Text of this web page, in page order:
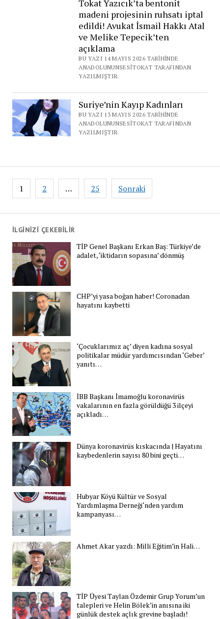
İLGİNİZİ ÇEKEBİLİR
TİP Genel Başkanı Erkan Baş: Türkiye’de
adalet, ‘iktidarın sopasına’ dönmüş
CHP’yi yasa boğan haber! Coronadan
hayatını kaybetti
‘Çocuklarımız aç’ diyen kadına sosyal
politikalar müdür yardımcısından ‘Geber’
yanıtı…
İBB Başkanı İmamoğlu koronavirüs
vakalarının en fazla görüldüğü 3 ilçeyi
açıkladı…
Dünya koronavirüs kıskacında | Hayatını
kaybedenlerin sayısı 80 bini geçti…
Hubyar Köyü Kültür ve Sosyal
Yardımlaşma Derneği‘nden yardım
kampanyası…
Ahmet Akar yazdı: Milli Eğitim’in Hali…
TİP Üyesi Taylan Özdemir Grup Yorum’un
talepleri ve Helin Bölek’in anısına iki
günlük destek açlık grevine başladı!
Tokat Yazıcık’ta bentonit
madeni projesinin ruhsatı iptal
edildi! Avukat İsmail Hakkı Atal
ve Melike Tepecik’ten
açıklama
BU YAZI 14 MAYIS 2026 TARIHINDE
ANADOLUNUNSESITOKAT TARAFINDAN
YAZILMIŞTIR.
Suriye’nin Kayıp Kadınları
BU YAZI 13 MAYIS 2026 TARIHINDE
ANADOLUNUNSESITOKAT TARAFINDAN
YAZILMIŞTIR.
Yazı
gezinmesi
1 2 … 25 Sonraki